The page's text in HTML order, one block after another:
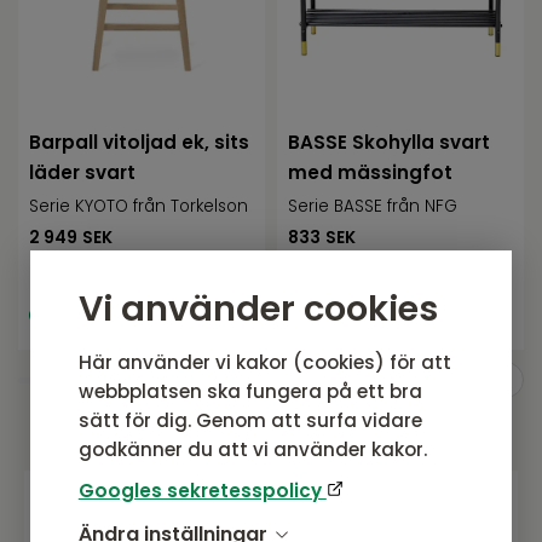
Vi använder cookies
Här använder vi kakor (cookies) för att
webbplatsen ska fungera på ett bra
sätt för dig. Genom att surfa vidare
godkänner du att vi använder kakor.
Googles sekretesspolicy
Ändra inställningar
Barpall vitoljad ek, sits
läder svart
Serie KYOTO från Torkelson
2 949 SEK
I lager, ej
uppställd i butik
BASSE Skohylla svart
med mässingfot
Serie BASSE från NFG
833 SEK
I lager, ej uppställd i
butik